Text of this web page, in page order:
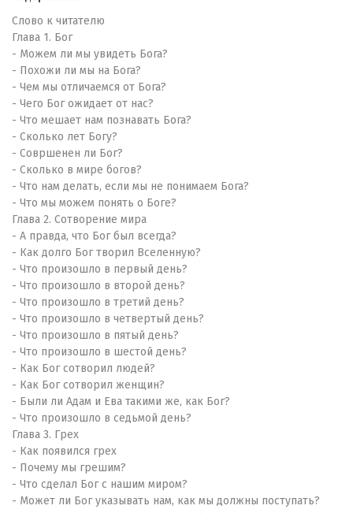
Слово к читателю
Глава 1. Бог
- Можем ли мы увидеть Бога?
- Похожи ли мы на Бога?
- Чем мы отличаемся от Бога?
- Чего Бог ожидает от нас?
- Что мешает нам познавать Бога?
- Сколько лет Богу?
- Совршенен ли Бог?
- Сколько в мире богов?
- Что нам делать, если мы не понимаем Бога?
- Что мы можем понять о Боге?
Глава 2. Сотворение мира
- А правда, что Бог был всегда?
- Как долго Бог творил Вселенную?
- Что произошло в первый день?
- Что произошло в второй день?
- Что произошло в третий день?
- Что произошло в четвертый день?
- Что произошло в пятый день?
- Что произошло в шестой день?
- Как Бог сотворил людей?
- Как Бог сотворил женщин?
- Были ли Адам и Ева такими же, как Бог?
- Что произошло в седьмой день?
Глава 3. Грех
- Как появился грех
- Почему мы грешим?
- Что сделал Бог с нашим миром?
- Может ли Бог указывать нам, как мы должны поступать?